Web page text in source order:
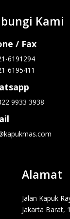
Kami
/ Fax
6191294
6195411
9933 3938
Alamat
Jalan Kapuk
Jakarta Barat,